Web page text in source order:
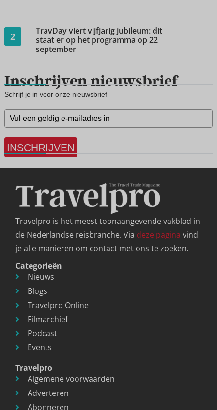
2
TravDay viert vijfjarig jubileum: dit
staat er op het programma op 22
september
Inschrijven nieuwsbrief
Schrijf je in voor onze nieuwsbrief
INSCHRIJVEN
Travelpro is het meest toonaangevende vakblad in
de Nederlandse reisbranche. Via deze pagina vind
je alle manieren om contact met ons te zoeken.
Categorieën
Nieuws
Blogs
Travelpro Online
Filmarchief
Podcast
Events
Travelpro
Algemene voorwaarden
Adverteren
Abonneren